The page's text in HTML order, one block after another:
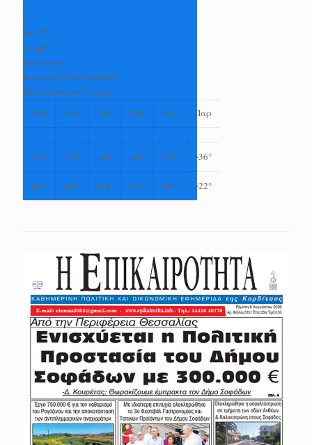
°
C
H: +37°
L: +27°
Καρδίτσα
Κυριακή, 09 Αύγουστος
Πρόγνωση για 7 μέρες
Σαβ
Δευ Τρι Τετ Πεμ Παρ
+36° +38° +40° +41° +38° +36°
+25° +25° +24° +24° +24° +22°